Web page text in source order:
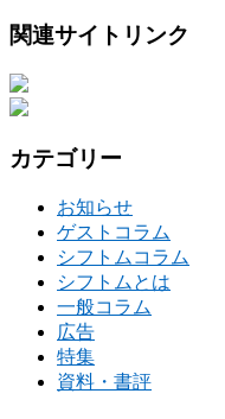
関連サイトリンク
カテゴリー
お知らせ
ゲストコラム
シフトムコラム
シフトムとは
一般コラム
広告
特集
資料・書評